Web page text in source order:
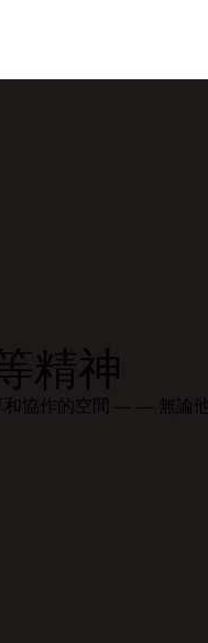
精神
和協作的空間 — — 無論